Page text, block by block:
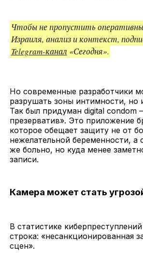
Чтобы не пропустить
Израиля, анализ и контекст,
Telegram-канал «Сегодня».
Но современные разработчики
разрушать зоны интимности, но
Так был придуман digital
презерватив». Это приложение
которое обещает защиту не от
нежелательной беременности, а
же больно, но куда менее
записи.
Камера может стать
В статистике
строка: «несанкционированная
сцен».